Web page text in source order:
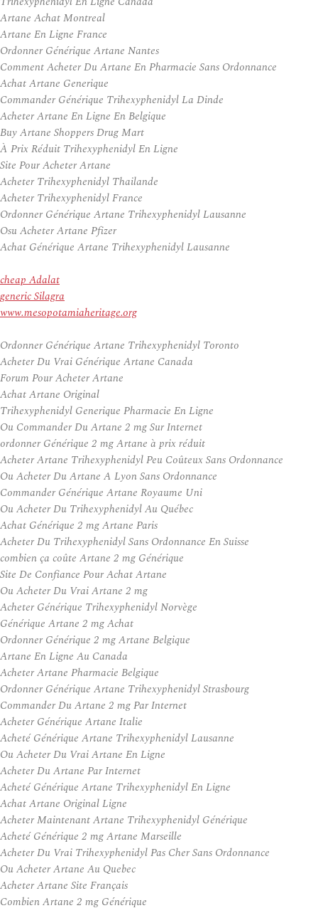
Artane Achat Montreal
Artane En Ligne France
Ordonner Générique Artane Nantes
Comment Acheter Du Artane En Pharmacie Sans Ordonnance
Achat Artane Generique
Commander Générique Trihexyphenidyl La Dinde
Acheter Artane En Ligne En Belgique
Buy Artane Shoppers Drug Mart
À Prix Réduit Trihexyphenidyl En Ligne
Site Pour Acheter Artane
Acheter Trihexyphenidyl Thailande
Acheter Trihexyphenidyl France
Ordonner Générique Artane Trihexyphenidyl Lausanne
Osu Acheter Artane Pfizer
Achat Générique Artane Trihexyphenidyl Lausanne
cheap Adalat
generic Silagra
www.mesopotamiaheritage.org
Ordonner Générique Artane Trihexyphenidyl Toronto
Acheter Du Vrai Générique Artane Canada
Forum Pour Acheter Artane
Achat Artane Original
Trihexyphenidyl Generique Pharmacie En Ligne
Ou Commander Du Artane 2 mg Sur Internet
ordonner Générique 2 mg Artane à prix réduit
Acheter Artane Trihexyphenidyl Peu Coûteux Sans Ordonnance
Ou Acheter Du Artane A Lyon Sans Ordonnance
Commander Générique Artane Royaume Uni
Ou Acheter Du Trihexyphenidyl Au Québec
Achat Générique 2 mg Artane Paris
Acheter Du Trihexyphenidyl Sans Ordonnance En Suisse
combien ça coûte Artane 2 mg Générique
Site De Confiance Pour Achat Artane
Ou Acheter Du Vrai Artane 2 mg
Acheter Générique Trihexyphenidyl Norvège
Générique Artane 2 mg Achat
Ordonner Générique 2 mg Artane Belgique
Artane En Ligne Au Canada
Acheter Artane Pharmacie Belgique
Ordonner Générique Artane Trihexyphenidyl Strasbourg
Commander Du Artane 2 mg Par Internet
Acheter Générique Artane Italie
Acheté Générique Artane Trihexyphenidyl Lausanne
Ou Acheter Du Vrai Artane En Ligne
Acheter Du Artane Par Internet
Acheté Générique Artane Trihexyphenidyl En Ligne
Achat Artane Original Ligne
Acheter Maintenant Artane Trihexyphenidyl Générique
Acheté Générique 2 mg Artane Marseille
Acheter Du Vrai Trihexyphenidyl Pas Cher Sans Ordonnance
Ou Acheter Artane Au Quebec
Acheter Artane Site Français
Combien Artane 2 mg Générique